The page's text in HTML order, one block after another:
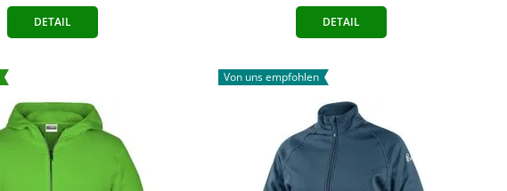
DETAIL DETAIL
Von uns empfohlen